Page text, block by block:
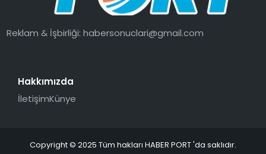
Reklam & İşbirliği:habersonuclari@gmail.com
Hakkımızda
İletişimKünye
Copyright © 2025 Tüm hakları HABER PORT 'da saklıdır.